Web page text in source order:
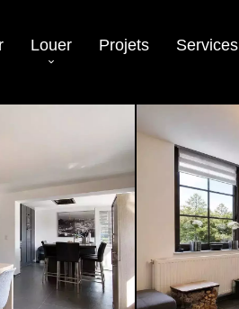
Louer Projets Services